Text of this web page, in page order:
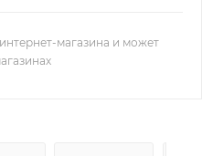
магазина и может